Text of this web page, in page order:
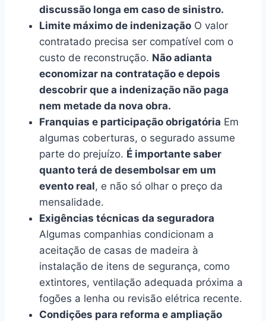
discussão longa em caso de sinistro.
Limite máximo de indenização O valor
contratado precisa ser compatível com o
custo de reconstrução. Não adianta
economizar na contratação e depois
descobrir que a indenização não paga
nem metade da nova obra.
Franquias e participação obrigatória Em
algumas coberturas, o segurado assume
parte do prejuízo. É importante saber
quanto terá de desembolsar em um
evento real, e não só olhar o preço da
mensalidade.
Exigências técnicas da seguradora
Algumas companhias condicionam a
aceitação de casas de madeira à
instalação de itens de segurança, como
extintores, ventilação adequada próxima a
fogões a lenha ou revisão elétrica recente.
Condições para reforma e ampliação